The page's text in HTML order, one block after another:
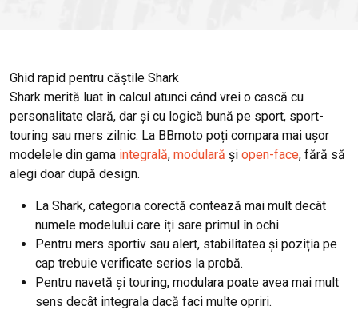
Ghid rapid pentru căștile Shark
Shark merită luat în calcul atunci când vrei o cască cu
personalitate clară, dar și cu logică bună pe sport, sport-
touring sau mers zilnic. La BBmoto poți compara mai ușor
modelele din gama integrală, modulară și open-face, fără să
alegi doar după design.
La Shark, categoria corectă contează mai mult decât
numele modelului care îți sare primul în ochi.
Pentru mers sportiv sau alert, stabilitatea și poziția pe
cap trebuie verificate serios la probă.
Pentru navetă și touring, modulara poate avea mai mult
sens decât integrala dacă faci multe opriri.